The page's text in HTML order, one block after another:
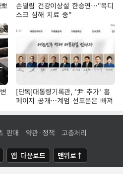
손떨림 건강이상설 한승연…"목디
스크 심해 치료 중"
[단독]대통령기록관, '尹 추가' 홈
페이지 공개…계엄 선포문은 빠져
판매 약관·정책 고충처리
앱 다운로드 맨위로↑